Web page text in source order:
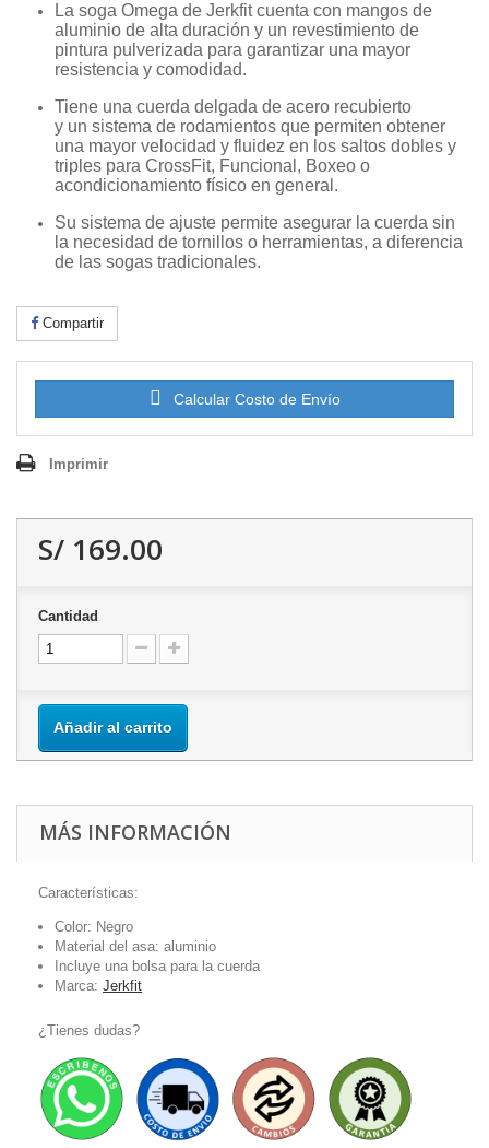
La soga Omega de Jerkfit cuenta con mangos de
aluminio de alta duración y un revestimiento de
pintura pulverizada para garantizar una mayor
resistencia y comodidad.
Tiene una cuerda delgada de acero recubierto
y un sistema de rodamientos que permiten obtener
una mayor velocidad y fluidez en los saltos dobles y
triples para CrossFit, Funcional, Boxeo o
acondicionamiento físico en general.
Su sistema de ajuste permite asegurar la cuerda sin
la necesidad de tornillos o herramientas, a diferencia
de las sogas tradicionales.
Compartir
Calcular Costo de Envío
Imprimir
S/ 169.00
Cantidad
Añadir al carrito
MÁS INFORMACIÓN
Características:
Color: Negro
Material del asa: aluminio
Incluye una bolsa para la cuerda
Marca: Jerkfit
¿Tienes dudas?